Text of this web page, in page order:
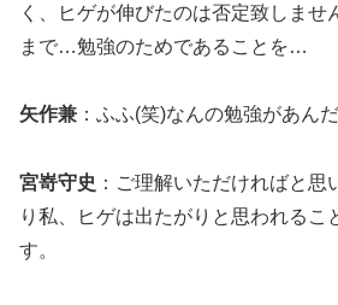
く、ヒゲが伸びたのは否定致しませ
まで…勉強のためであることを…
矢作兼 ：ふふ(笑)なんの勉強があん
宮嵜守史 ：ご理解いただければと思
り私、ヒゲは出たがりと思われるこ
す。